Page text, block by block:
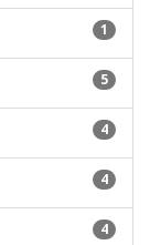
1
5
4
4
4